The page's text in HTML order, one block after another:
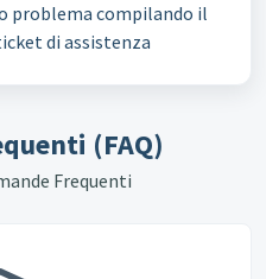
problema compilando il
di assistenza
(FAQ)
Frequenti